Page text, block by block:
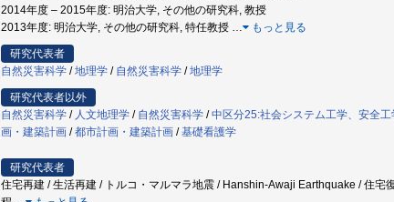
2014年度 – 2015年度: 明治大学, その他の研究科, 教授
2013年度: 明治大学, その他の研究科, 特任教授 … もっと見る
研究代表者
自然災害科学 /地理学 / 自然災害科学 /地理学
研究代表者以外
自然災害科学 / 人文地理学 / 自然災害科学 /中区分25:社会システム工学、安全
画・建築計画 /都市計画・建築計画 /基礎看護学
研究代表者
住宅再建 / 生活再建 / トルコ・マルマラ地震 / Hanshin-Awaji Earthquake / 住宅